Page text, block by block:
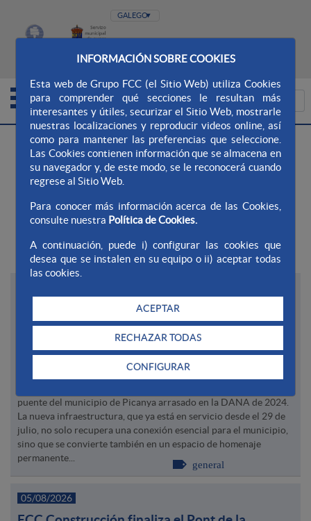
INFORMACIÓN SOBRE COOKIES
Esta web de Grupo FCC (el Sitio Web) utiliza Cookies
para comprender qué secciones le resultan más
interesantes y útiles, securizar el Sitio Web, mostrarle
nuestras localizaciones y reproducir videos online, así
como para mantener las preferencias que seleccione.
Las Cookies contienen información que se almacena en
su navegador y, de este modo, se le reconocerá cuando
regrese al Sitio Web.
Para conocer más información acerca de las Cookies,
consulte nuestra Política de Cookies.
A continuación, puede i) configurar las cookies que
desea que se instalen en su equipo o ii) aceptar todas
las cookies.
ACEPTAR
RECHAZAR TODAS
CONFIGURAR
CANLE ÉTICO
Aqualia Ayto. Cosma Narón > Novas
Novas
+ searcher
Últimas novas
FCC Construcción finaliza el Pont de la
Memoria, antiguo puente de Picanya arrasado
puente del municipio de Picanya arrasado en la DANA de 2024.
La nueva infraestructura, que ya está en servicio desde el 29 de
julio, no solo recupera una conexión esencial para el municipio,
sino que se convierte también en un espacio de homenaje
permanente...
general
05/08/2026